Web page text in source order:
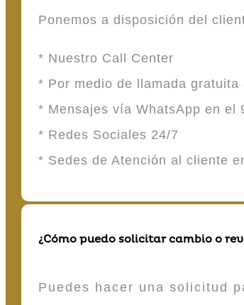
Ponemos a disposición del
* Nuestro Call Center
* Por medio de llamada
* Mensajes vía WhatsApp en el
* Redes Sociales 24/7
* Sedes de Atención al cliente
¿Cómo puedo solicitar cambio o
Puedes hacer una solicitud